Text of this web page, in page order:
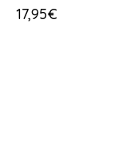
17,95€